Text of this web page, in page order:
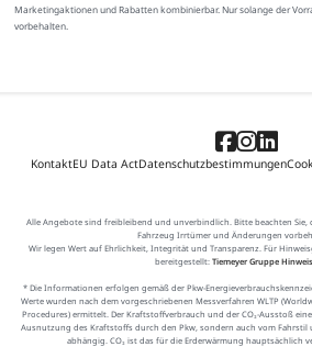
Marketingaktionen und Rabatten kombinierbar. Nur solange der
vorbehalten.
KontaktEU Data ActDatenschutzbestimmungen
Alle Angebote sind freibleibend und unverbindlich. Bitte beachten Sie,
Fahrzeug Irrtümer und Änderungen
Wir legen Wert auf Ehrlichkeit, Integrität und Transparenz. Für
bereitgestellt: Tiemeyer Gruppe
* Die Informationen erfolgen gemäß der Pkw-
Werte wurden nach dem vorgeschriebenen Messverfahren WLTP
Procedures) ermittelt. Der Kraftstoffverbrauch und der CO₂-Ausstoß
Ausnutzung des Kraftstoffs durch den Pkw, sondern auch vom Fahrstil
abhängig. CO₂ ist das für die Erderwärmung hauptsächlich